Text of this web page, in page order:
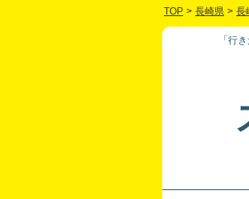
TOP > 長崎県 > 長
「行